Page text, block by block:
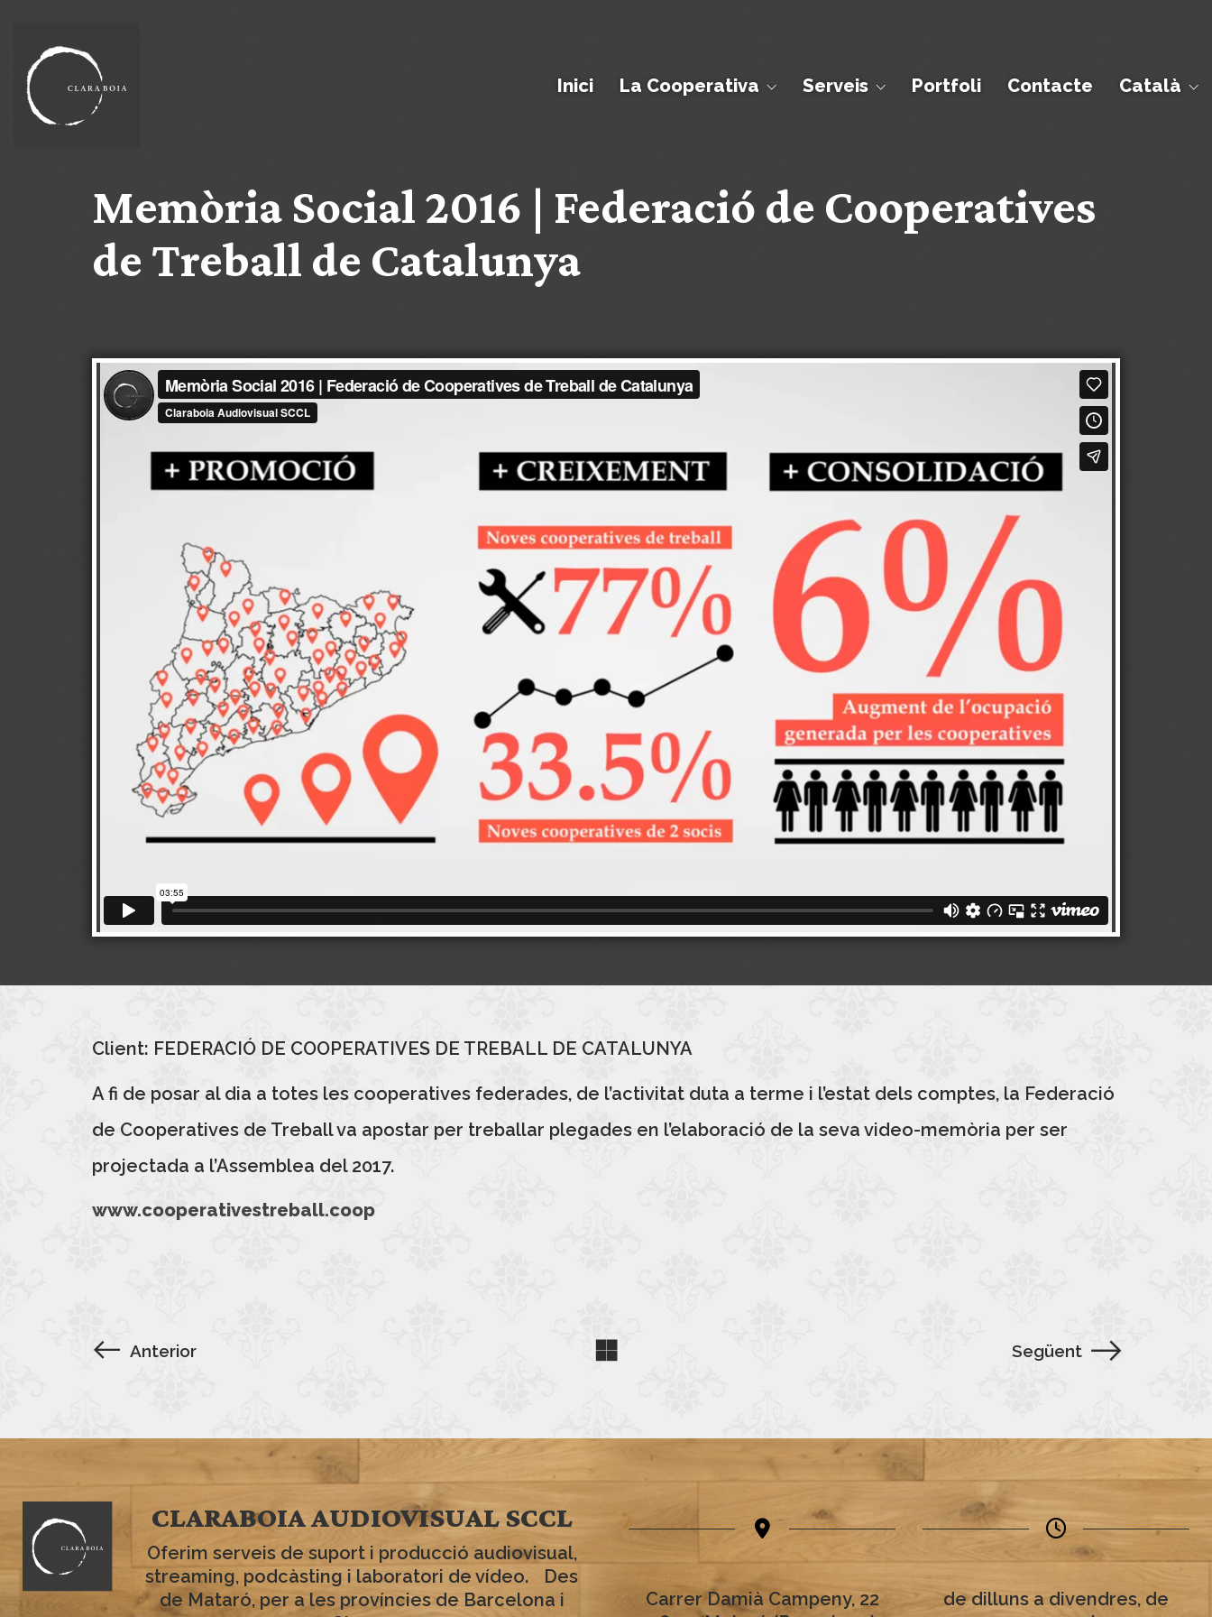
Inici La Cooperativa Serveis Portfoli Contacte Català
Memòria Social 2016 | Federació de Cooperatives
de Treball de Catalunya
Client: FEDERACIÓ DE COOPERATIVES DE TREBALL DE CATALUNYA
A fi de posar al dia a totes les cooperatives federades, de l’activitat duta a terme i l’estat dels comptes, la Federació
de Cooperatives de Treball va apostar per treballar plegades en l’elaboració de la seva video-memòria per ser
projectada a l’Assemblea del 2017.
www.cooperativestreball.coop
Anterior Següent
CLARABOIA AUDIOVISUAL SCCL
Oferim serveis de suport i producció audiovisual,
streaming, podcàsting i laboratori de vídeo. Des
de Mataró, per a les províncies de Barcelona i
Carrer Damià Campeny, 22
de dilluns a divendres, de